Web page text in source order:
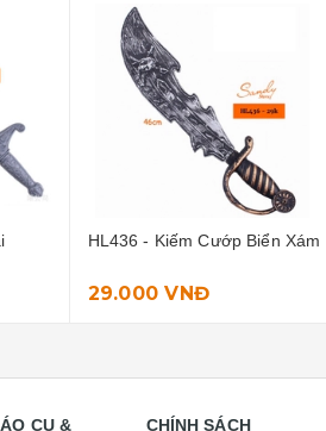
Xám
HL437 - Kiếm Cướp Biển Có
25.000 VNĐ
CỤ &
CHÍNH SÁCH